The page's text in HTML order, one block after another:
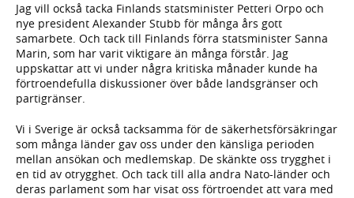
Jag vill också tacka Finlands statsminister Petteri Orpo och
nye president Alexander Stubb för många års gott
samarbete. Och tack till Finlands förra statsminister Sanna
Marin, som har varit viktigare än många förstår. Jag
uppskattar att vi under några kritiska månader kunde ha
förtroendefulla diskussioner över både landsgränser och
partigränser.
Vi i Sverige är också tacksamma för de säkerhetsförsäkringar
som många länder gav oss under den känsliga perioden
mellan ansökan och medlemskap. De skänkte oss trygghet i
en tid av otrygghet. Och tack till alla andra Nato-länder och
deras parlament som har visat oss förtroendet att vara med